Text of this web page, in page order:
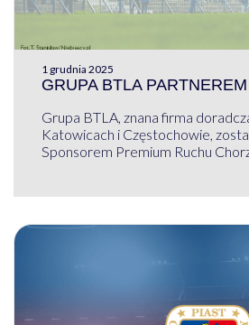
1 grudnia 2025
GRUPA BTLA
Grupa BTLA, znana firma
Katowicach i Częstochowie,
Sponsorem Premium Ruchu